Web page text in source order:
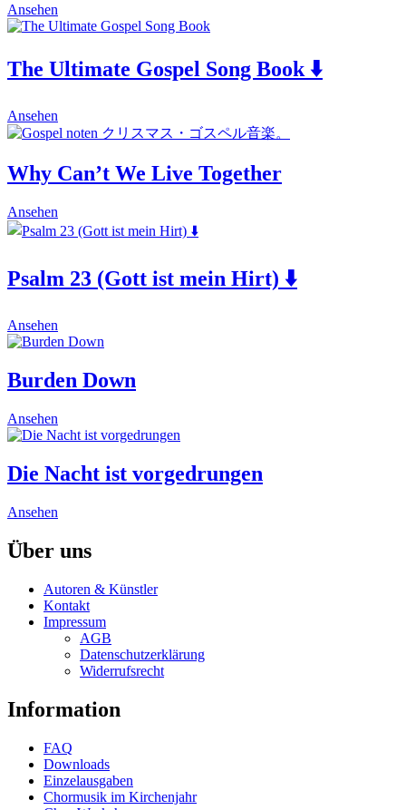
Ansehen
product
multiple
variants.
may
be
on
the
page
The Ultimate Gospel Song Book ⬇️
Ansehen
product
multiple
variants.
options
may
on
the
page
Why Can’t We Live Together
Ansehen
product
variants.
The
be
on
the
page
Psalm 23 (Gott ist mein Hirt) ⬇️
Ansehen
product
multiple
variants.
options
may
chosen
on
product
Burden Down
Ansehen
product
multiple
variants.
options
be
the
product
page
Die Nacht ist vorgedrungen
Ansehen
multiple
The
options
may
be
chosen
on
product
Über uns
Autoren & Künstler
Kontakt
Impressum
AGB
Datenschutzerklärung
Widerrufsrecht
Information
FAQ
Downloads
Einzelausgaben
Chormusik im Kirchenjahr